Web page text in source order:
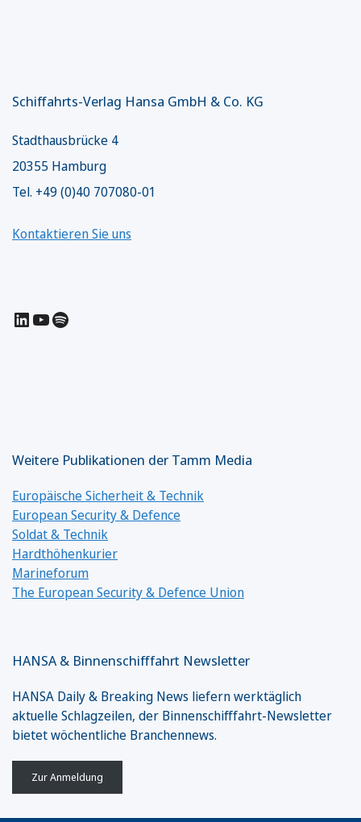
Schiffahrts-Verlag Hansa GmbH & Co. KG
Stadthausbrücke 4
20355 Hamburg
Tel. +49 (0)40 707080-01
Kontaktieren Sie uns
LinkedIn
YouTube
Spotify
Weitere Publikationen der Tamm Media
Europäische Sicherheit & Technik
European Security & Defence
Soldat & Technik
Hardthöhenkurier
Marineforum
The European Security & Defence Union
HANSA & Binnenschifffahrt Newsletter
HANSA Daily & Breaking News liefern werktäglich
aktuelle Schlagzeilen, der Binnenschifffahrt-Newsletter
bietet wöchentliche Branchennews.
Zur Anmeldung